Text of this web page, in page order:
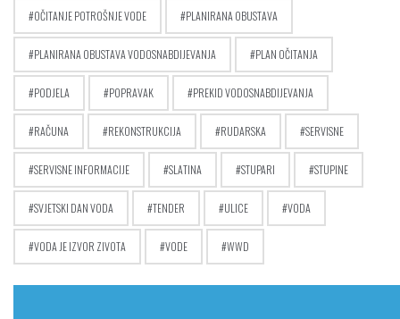
OČITANJE POTROŠNJE VODE PLANIRANA OBUSTAVA
PLANIRANA OBUSTAVA VODOSNABDIJEVANJA PLAN OČITANJA
PODJELA POPRAVAK PREKID VODOSNABDIJEVANJA
RAČUNA REKONSTRUKCIJA RUDARSKA SERVISNE
SERVISNE INFORMACIJE SLATINA STUPARI STUPINE
SVJETSKI DAN VODA TENDER ULICE VODA
VODA JE IZVOR ZIVOTA VODE WWD